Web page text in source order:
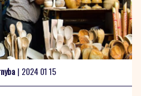
| 2024 01 15